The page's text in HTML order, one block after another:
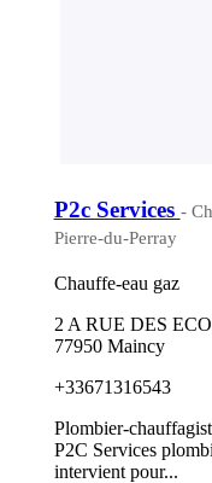
P2c Services -
Pierre-du-Perray
Chauffe-eau gaz
2 A RUE DES
77950 Maincy
+33671316543
Plombier-
P2C Services
intervient pour...